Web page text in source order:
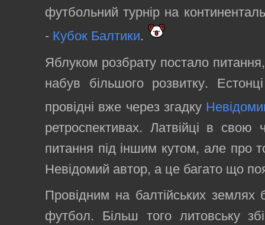
футбольний турнір на
- Кубок Балтики.
Яблуком розбрату постало
набув більшого розвитку.
провідні вже через згадку
ретроспективах. Латвійці в свою
питання під іншим кутом, але про
Невідомий автор, а це багато що
Провідним на балтійських землях
футбол. Більш того литовську